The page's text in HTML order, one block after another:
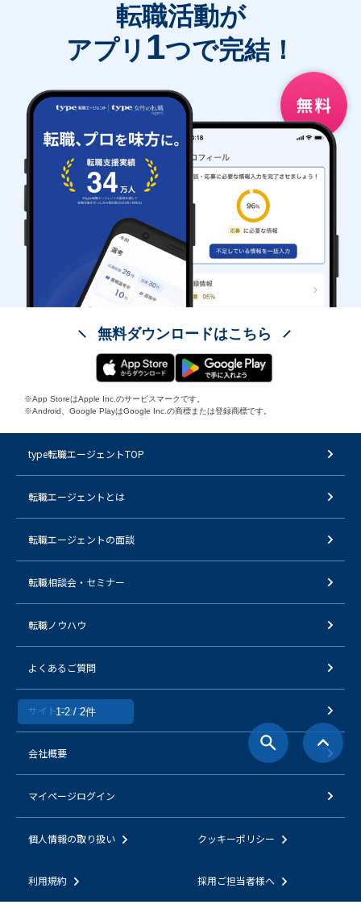
1-2 / 2件
転職活動が
アプリ 1つで完結！
無料ダウンロードはこちら
※App StoreはApple Inc.のサービスマークです。
※Android、Google PlayはGoogle Inc.の商標または登録商標です。
type転職エージェントTOP
転職エージェントとは
転職エージェントの面談
転職相談会・セミナー
転職ノウハウ
よくあるご質問
サイトマップ
会社概要
マイページログイン
個人情報の取り扱い クッキーポリシー
利用規約 採用ご担当者様へ